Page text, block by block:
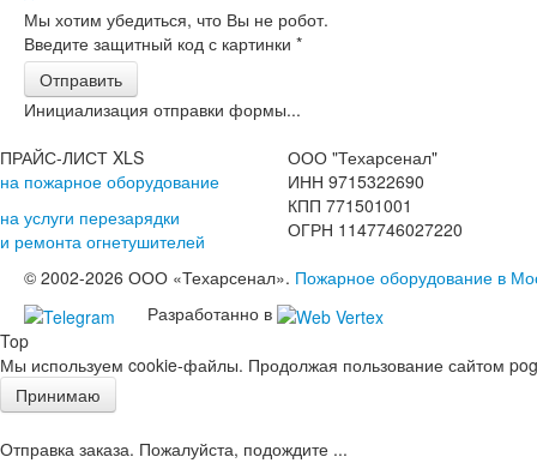
Мы хотим убедиться, что Вы не робот.
Введите защитный код с картинки *
Отправить
Инициализация отправки формы...
ПРАЙС-ЛИСТ XLS
на пожарное оборудование
на услуги перезарядки
и ремонта огнетушителей
ООО "Техарсенал"
ИНН 9715322690
КПП 771501001
ОГРН 1147746027220
© 2002-2026 ООО «Техарсенал». Пожарное оборудование в
Разработанно в
Top
Мы используем cookie-файлы. Продолжая пользование сайтом
Принимаю
Отправка заказа. Пожалуйста, подождите ...